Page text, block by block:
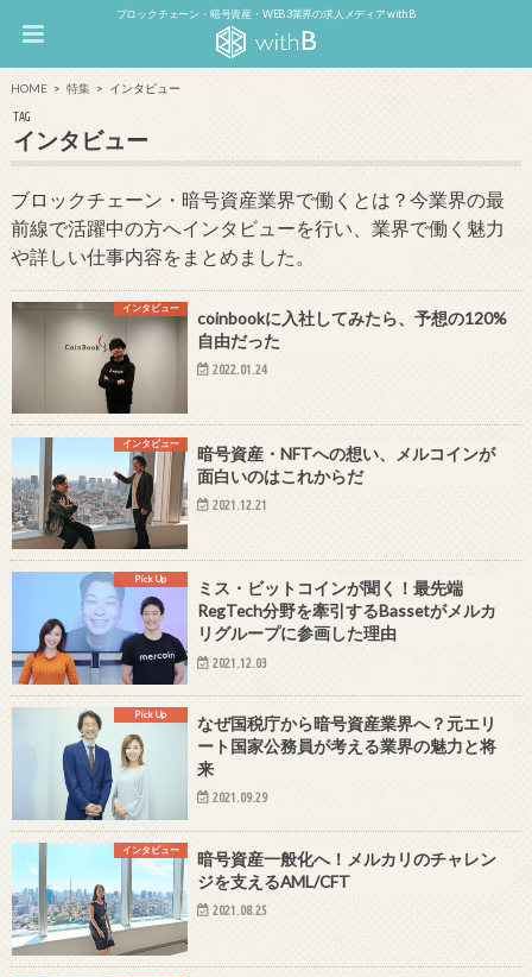
ブロックチェーン・暗号資産・WEB3業界の求人メディア withB
HOME 特集 インタビュー
TAG
インタビュー
ブロックチェーン・暗号資産業界で働くとは？今業界の最
前線で活躍中の方へインタビューを行い、業界で働く魅力
や詳しい仕事内容をまとめました。
インタビュー
coinbookに入社してみたら、予想の120%
自由だった
2022.01.24
インタビュー
暗号資産・NFTへの想い、メルコインが
面白いのはこれからだ
2021.12.21
Pick Up
ミス・ビットコインが聞く！最先端
RegTech分野を牽引するBassetがメルカ
リグループに参画した理由
2021.12.03
Pick Up
なぜ国税庁から暗号資産業界へ？元エリ
ート国家公務員が考える業界の魅力と将
来
2021.09.29
インタビュー
暗号資産一般化へ！メルカリのチャレン
ジを支えるAML/CFT
2021.08.25